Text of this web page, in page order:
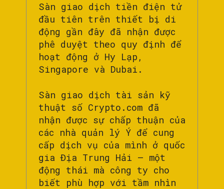
Sàn giao dịch tiền điện tử
đầu tiên trên thiết bị di
động gần đây đã nhận được
phê duyệt theo quy định để
hoạt động ở Hy Lạp,
Singapore và Dubai.
Sàn giao dịch tài sản kỹ
thuật số Crypto.com đã
nhận được sự chấp thuận của
các nhà quản lý Ý để cung
cấp dịch vụ của mình ở quốc
gia Địa Trung Hải – một
động thái mà công ty cho
biết phù hợp với tầm nhìn